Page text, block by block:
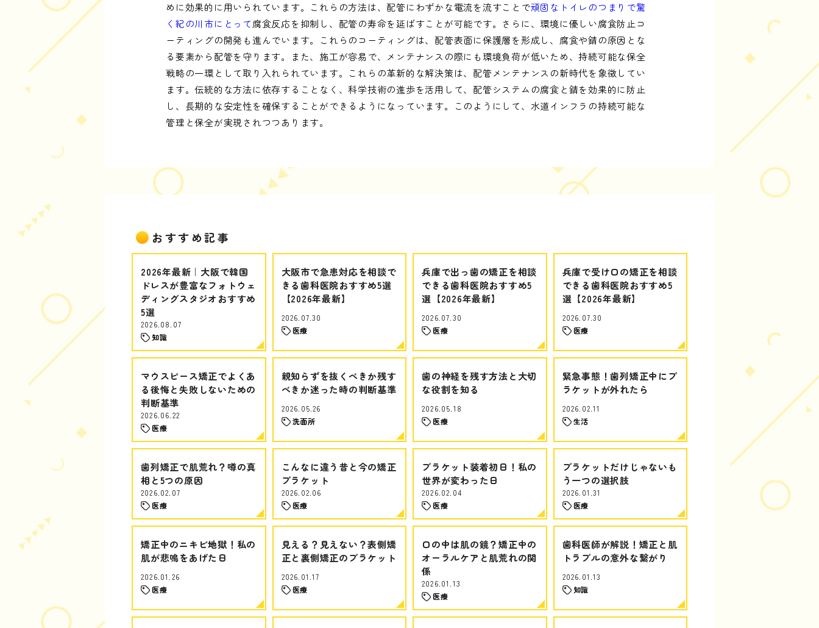
めに効果的に用いられています。これらの方法は、配管にわずかな電流を流すことで頑固なトイレのつまりで驚
く紀の川市にとって腐食反応を抑制し、配管の寿命を延ばすことが可能です。さらに、環境に優しい腐食防止コ
ーティングの開発も進んでいます。これらのコーティングは、配管表面に保護層を形成し、腐食や錆の原因とな
る要素から配管を守ります。また、施工が容易で、メンテナンスの際にも環境負荷が低いため、持続可能な保全
戦略の一環として取り入れられています。これらの革新的な解決策は、配管メンテナンスの新時代を象徴してい
ます。伝統的な方法に依存することなく、科学技術の進歩を活用して、配管システムの腐食と錆を効果的に防止
し、長期的な安定性を確保することができるようになっています。このようにして、水道インフラの持続可能な
管理と保全が実現されつつあります。
おすすめ記事
2026年最新｜大阪で韓国
ドレスが豊富なフォトウェ
ディングスタジオおすすめ
5選
2026.08.07
知識
大阪市で急患対応を相談で
きる歯科医院おすすめ5選
【2026年最新】
2026.07.30
医療
兵庫で出っ歯の矯正を相談
できる歯科医院おすすめ5
選【2026年最新】
2026.07.30
医療
兵庫で受け口の矯正を相談
できる歯科医院おすすめ5
選【2026年最新】
2026.07.30
医療
マウスピース矯正でよくあ
る後悔と失敗しないための
判断基準
2026.06.22
医療
親知らずを抜くべきか残す
べきか迷った時の判断基準
2026.05.26
洗面所
歯の神経を残す方法と大切
な役割を知る
2026.05.18
医療
緊急事態！歯列矯正中にブ
ラケットが外れたら
2026.02.11
生活
歯列矯正で肌荒れ？噂の真
相と5つの原因
2026.02.07
医療
こんなに違う昔と今の矯正
ブラケット
2026.02.06
医療
ブラケット装着初日！私の
世界が変わった日
2026.02.04
医療
ブラケットだけじゃないも
う一つの選択肢
2026.01.31
医療
矯正中のニキビ地獄！私の
肌が悲鳴をあげた日
2026.01.26
医療
見える？見えない？表側矯
正と裏側矯正のブラケット
2026.01.17
医療
口の中は肌の鏡？矯正中の
オーラルケアと肌荒れの関
係
2026.01.13
医療
歯科医師が解説！矯正と肌
トラブルの意外な繋がり
2026.01.13
知識